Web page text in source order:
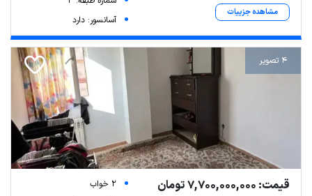
مشاهده جزییات
آسانسور: دارد
4 تصویر
قیمت: 7,700,000,000 تومان
2 خواب